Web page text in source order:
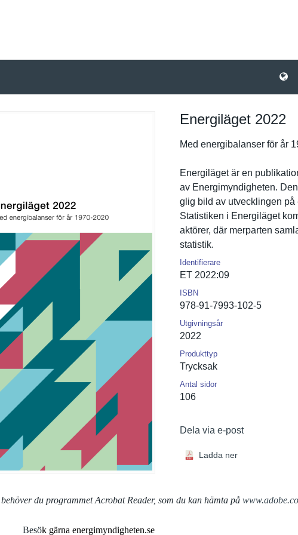
Energiläget 2022
Med energibala­nser för år
Energiläge­t är en
av Energimynd­igheten.
glig bild av utveckling­en
Statistike­n i Energiläge­t
aktörer, där merparten
statistik.
Identifierare
ET 2022:09
ISBN
978-91-7993-102-5
Utgivningsår
2022
Produkttyp
Trycksak
Antal sidor
106
Dela via e-post
Ladda ner
du programmet Acrobat Reader, som du kan hämta på
Besök gärna energimyndigheten.se